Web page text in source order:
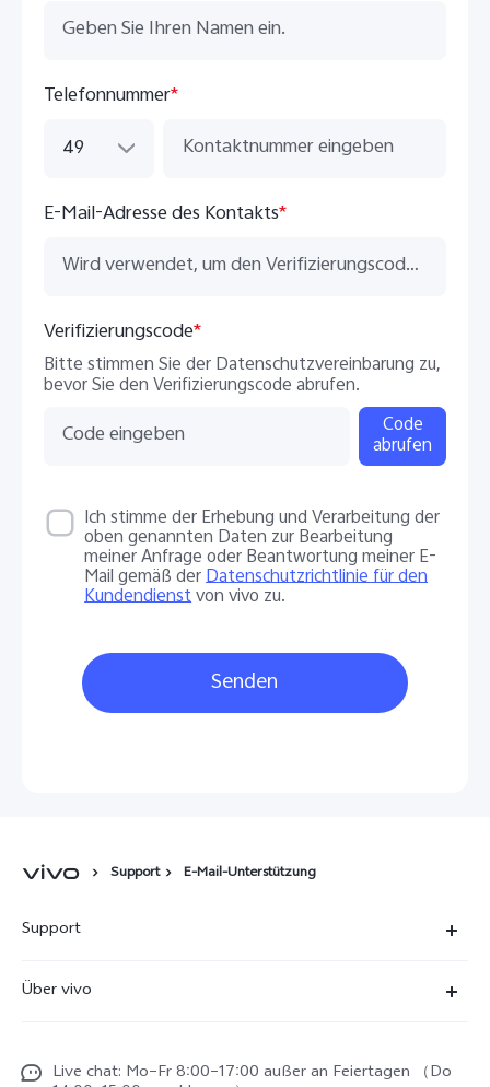
Telefonnummer*
49
E-Mail-Adresse des Kontakts*
Verifizierungscode*
Bitte stimmen Sie der Datenschutzvereinbarung zu,
bevor Sie den Verifizierungscode abrufen.
Code
abrufen
Ich stimme der Erhebung und Verarbeitung der
oben genannten Daten zur Bearbeitung
meiner Anfrage oder Beantwortung meiner E-
Mail gemäß derDatenschutzrichtlinie für den
Kundendienstvon vivo zu.
Senden
Support E-Mail-Unterstützung
Support
Service Center
Über vivo
Impressum
Live chat: Mo–Fr 8:00–17:00 außer an Feiertagen （Do